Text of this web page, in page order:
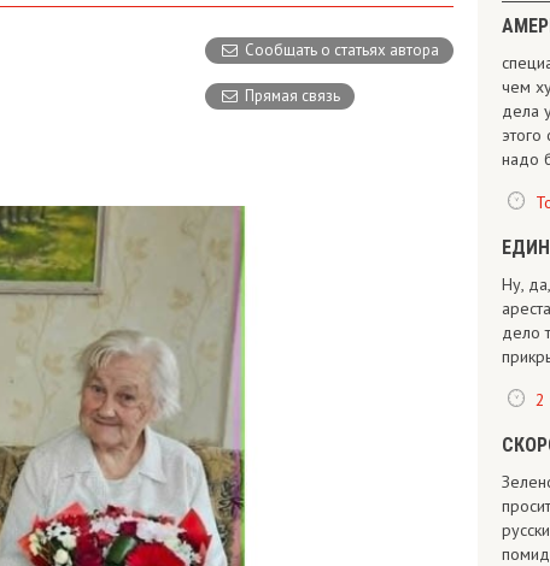
Сообщать о статьях автора
Прямая связь
чем
дела
этого
надо
Ну,
дело
2